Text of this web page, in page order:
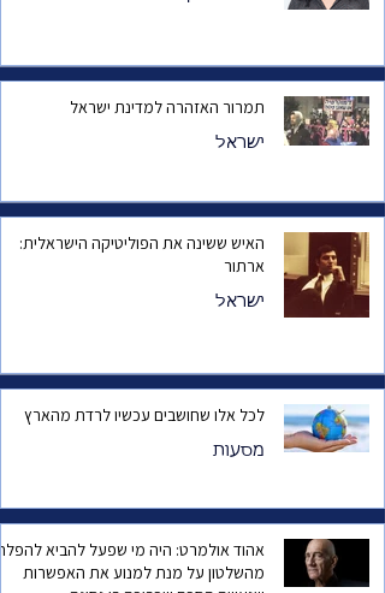
תמרור האזהרה למדינת ישראל
ישראל
האיש ששינה את הפוליטיקה הישראלית:
ארתור
ישראל
לכל אלו שחושבים עכשיו לרדת מהארץ
מסעות
אהוד אולמרט: היה מי שפעל להביא
מהשלטון על מנת למנוע את האפשרות